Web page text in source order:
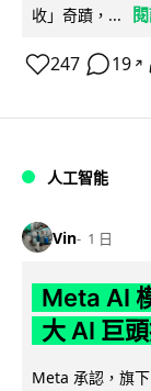
收」奇蹟，...
247 19 ↗
人工智能
Vin 1 日
Meta AI
大 AI 巨
Meta 承認，旗